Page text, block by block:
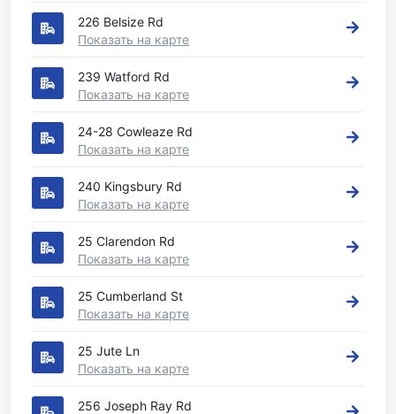
226 Belsize Rd
Показать на карте
239 Watford Rd
Показать на карте
24-28 Cowleaze Rd
Показать на карте
240 Kingsbury Rd
Показать на карте
25 Clarendon Rd
Показать на карте
25 Cumberland St
Показать на карте
25 Jute Ln
Показать на карте
256 Joseph Ray Rd